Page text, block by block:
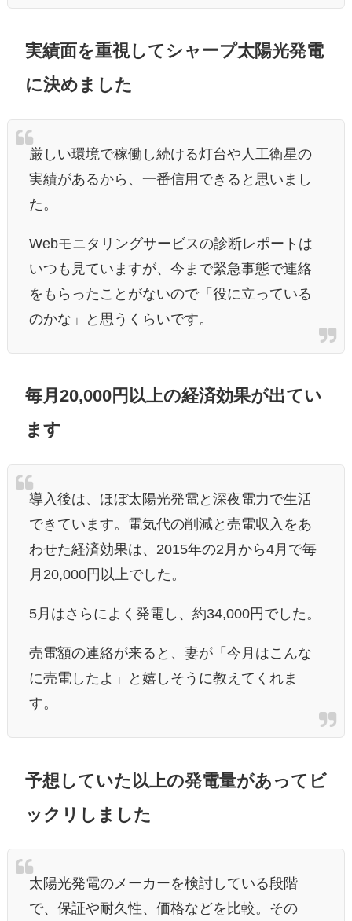
実績面を重視してシャープ太陽光発電
に決めました
厳しい環境で稼働し続ける灯台や人工衛星の
実績があるから、 一番信用できる と思いまし
た。
Webモニタリングサービスの診断レポートは
いつも見ていますが、今まで緊急事態で連絡
をもらったことがないので「役に立っている
のかな」と思うくらいです。
毎月20,000円以上の経済効果が出てい
ます
導入後は、ほぼ太陽光発電と深夜電力で生活
できています。電気代の削減と売電収入をあ
わせた経済効果は、2015年の2月から4月で毎
月20,000円以上でした。
5月はさらによく発電し、約34,000円でした。
売電額の連絡が来ると、妻が「今月はこんな
に売電したよ」と嬉しそうに教えてくれま
す。
予想していた以上の発電量があってビ
ックリしました
太陽光発電のメーカーを検討している段階
で、保証や耐久性、価格などを比較。その